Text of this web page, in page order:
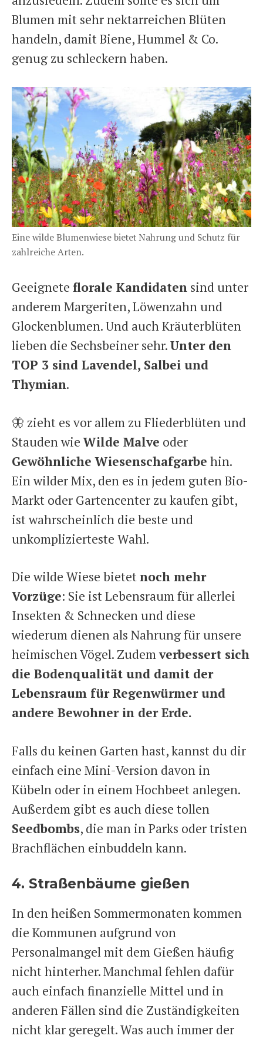
Blumen mit sehr nektarreichen Blüten
handeln, damit Biene, Hummel & Co.
genug zu schleckern haben.
Eine wilde Blumenwiese bietet Nahrung und Schutz für
zahlreiche Arten.
Geeignete florale Kandidaten sind unter
anderem Margeriten, Löwenzahn und
Glockenblumen. Und auch Kräuterblüten
lieben die Sechsbeiner sehr.Unter den
TOP 3 sind Lavendel, Salbei und
Thymian.
🦋 zieht es vor allem zu Fliederblüten und
Stauden wieWilde Malve oder
Gewöhnliche Wiesenschafgarbe hin.
Ein wilder Mix, den es in jedem guten Bio-
Markt oder Gartencenter zu kaufen gibt,
ist wahrscheinlich die beste und
unkomplizierteste Wahl.
Die wilde Wiese bietetnoch mehr
Vorzüge: Sie ist Lebensraum für allerlei
Insekten & Schnecken und diese
wiederum dienen als Nahrung für unsere
heimischen Vögel. Zudemverbessert sich
die Bodenqualität und damit der
Lebensraum für Regenwürmer und
andere Bewohner in der Erde.
Falls du keinen Garten hast, kannst du dir
einfach eine Mini-Version davon in
Kübeln oder in einem Hochbeet anlegen.
Außerdem gibt es auch diese tollen
Seedbombs, die man in Parks oder tristen
Brachflächen einbuddeln kann.
4. Straßenbäume gießen
In den heißen Sommermonaten kommen
die Kommunen aufgrund von
Personalmangel mit dem Gießen häufig
nicht hinterher. Manchmal fehlen dafür
auch einfach finanzielle Mittel und in
anderen Fällen sind die Zuständigkeiten
nicht klar geregelt. Was auch immer der